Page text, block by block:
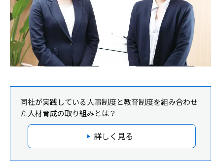
同社が実践している人事制度と教育制度を組み合わせ
た人材育成の取り組みとは？
詳しく見る